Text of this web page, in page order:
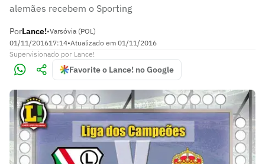
alemães recebem o Sporting
PorLance!•Varsóvia (POL)
01/11/201617:14•Atualizado em 01/11/2016
Supervisionado por Lance!
Favorite o Lance! no Google